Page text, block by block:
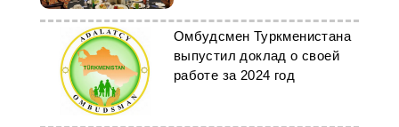
Омбудсмен Туркменистана
выпустил доклад о своей
работе за 2024 год